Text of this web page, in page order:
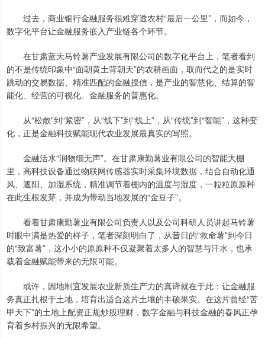
过去，商业银行金融服务很难穿透农村“最后一公里”，而如今，
数字化平台让金融服务嵌入产业链各个环节。
在甘肃蓝天马铃薯产业发展有限公司的数字化平台上，笔者看到
的不是传统印象中“面朝黄土背朝天”的农耕画面，取而代之的是实时
跳动的交易数据、精准匹配的金融授信，是产业的智慧化、结算的智
能化、经营的可视化、金融服务的普惠化。
从“松散”到“紧密”，从“线下”到“线上”，从“传统”到“智能”，这种变
化，正是金融科技赋能现代农业发展最真实的写照。
金融活水“润物细无声”。在甘肃康勤薯业有限公司的智能大棚
里，高科技设备通过物联网传感器实时采集环境数据，结合自动化通
风、遮阳、加湿系统，精准调节着棚内的温度与湿度，一粒粒原原种
在此生根发芽，并成为带动当地发展的“金豆子”。
看着甘肃康勤薯业有限公司负责人以及公司科研人员讲起马铃薯
时眼中满是热爱的样子，笔者深刻明白了，从昔日的“救命薯”到今日
的“致富薯”，这小小的原原种不仅凝聚着太多人的智慧与汗水，也承
载着金融赋能带来的无限可能。
或许，因地制宜发展农业新质生产力的真谛就在于此：让金融服
务真正扎根于土地，培育出适合这片土壤的丰硕果实。在这片曾经“苦
甲天下”的土地上配资正规炒股理财，数字金融与科技金融的春风正孕
育着乡村振兴的无限希望。